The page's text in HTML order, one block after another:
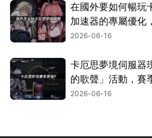
在國外要如何暢玩
加速器的專屬優化
遊玩體驗！
2026-06-16
卡厄思夢境伺服器
的歌聲」活動，賽
麗」同步登場！
2026-06-16